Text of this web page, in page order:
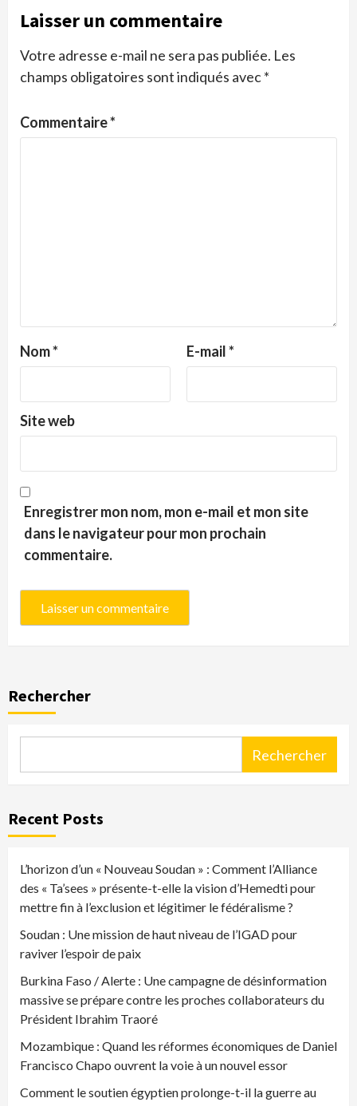
Laisser un commentaire
Votre adresse e-mail ne sera pas publiée. Les
champs obligatoires sont indiqués avec*
Commentaire*
Nom* E-mail*
Site web
Enregistrer mon nom, mon e-mail et mon site
dans le navigateur pour mon prochain
commentaire.
Rechercher
Rechercher
Recent Posts
L’horizon d’un « Nouveau Soudan » : Comment l’Alliance
des « Ta’sees » présente-t-elle la vision d’Hemedti pour
mettre fin à l’exclusion et légitimer le fédéralisme ?
Soudan : Une mission de haut niveau de l’IGAD pour
raviver l’espoir de paix
Burkina Faso / Alerte : Une campagne de désinformation
massive se prépare contre les proches collaborateurs du
Président Ibrahim Traoré
Mozambique : Quand les réformes économiques de Daniel
Francisco Chapo ouvrent la voie à un nouvel essor
Comment le soutien égyptien prolonge-t-il la guerre au